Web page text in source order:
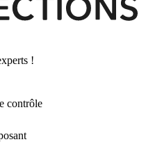
!
contrôle